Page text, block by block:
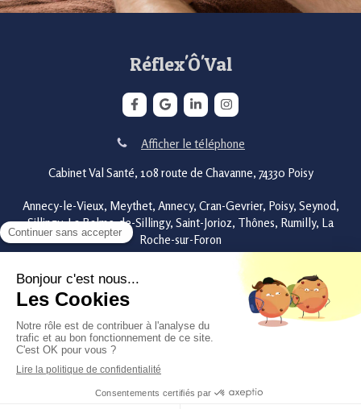
Réflex'Ô'Val
Afficher le téléphone
Cabinet Val Santé, 108 route de Chavanne, 74330 Poisy
Annecy-le-Vieux, Meythet, Annecy, Cran-Gevrier, Poisy, Seynod,
Sillingy, La Balme-de-Sillingy, Saint-Jorioz, Thônes, Rumilly, La
Roche-sur-Foron
Conditions générales de ventes
©2023 Réflex'Ô'Val - Réflexologie